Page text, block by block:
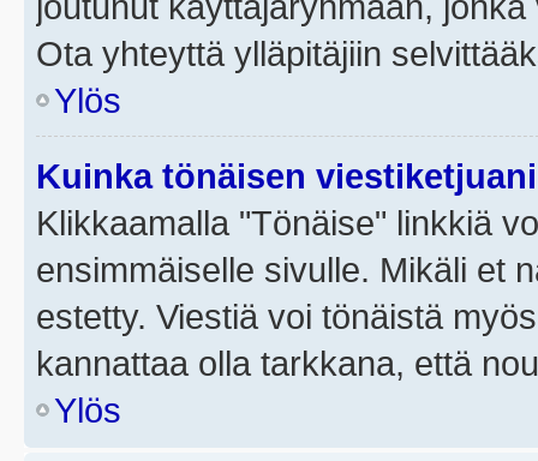
Ota yhteyttä ylläpitäjiin
Ylös
Kuinka tönäisen
Klikkaamalla "Tönäise" linkkiä
ensimmäiselle sivulle. Mikäli et
estetty. Viestiä voi tönäistä
kannattaa olla tarkkana, että
Ylös